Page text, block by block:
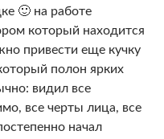
🙂 на работе
который находится
привести еще кучку
полон ярких
видил все
все черты лица, все
начал